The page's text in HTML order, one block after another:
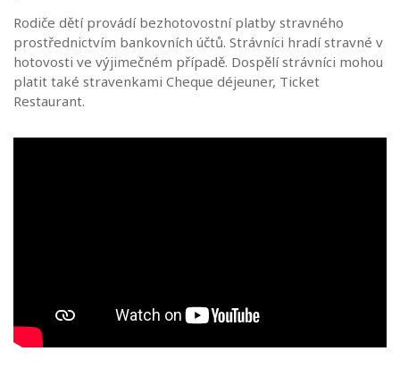
Rodiče dětí provádí bezhotovostní platby stravného
prostřednictvím bankovních účtů. Strávníci hradí stravné v
hotovosti ve výjimečném případě. Dospělí strávníci mohou
platit také stravenkami Cheque déjeuner, Ticket
Restaurant.